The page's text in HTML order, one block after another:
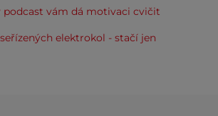
podcast vám dá motivaci cvičit
elektrokol - stačí jen